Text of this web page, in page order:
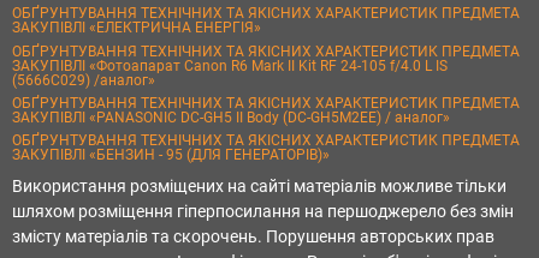
ОБҐРУНТУВАННЯ ТЕХНІЧНИХ ТА ЯКІСНИХ ХАРАКТЕРИСТИК ПРЕДМЕТА
ЗАКУПІВЛІ «ЕЛЕКТРИЧНА ЕНЕРГІЯ»
ОБҐРУНТУВАННЯ ТЕХНІЧНИХ ТА ЯКІСНИХ ХАРАКТЕРИСТИК ПРЕДМЕТА
ЗАКУПІВЛІ «Фотоапарат Canon R6 Mark II Kit RF 24-105 f/4.0 L IS
(5666C029) /аналог»
ОБҐРУНТУВАННЯ ТЕХНІЧНИХ ТА ЯКІСНИХ ХАРАКТЕРИСТИК ПРЕДМЕТА
ЗАКУПІВЛІ «PANASONIC DC-GH5 II Body (DC-GH5M2EE) / аналог»
ОБҐРУНТУВАННЯ ТЕХНІЧНИХ ТА ЯКІСНИХ ХАРАКТЕРИСТИК ПРЕДМЕТА
ЗАКУПІВЛІ «БЕНЗИН - 95 (ДЛЯ ГЕНЕРАТОРІВ)»
Використання розміщених на сайті матеріалів можливе тільки
шляхом розміщення гіперпосилання на першоджерело без змін
змісту матеріалів та скорочень. Порушення авторських прав